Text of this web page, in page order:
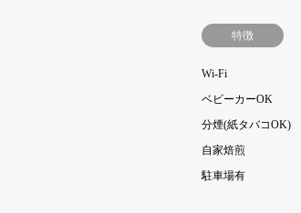
特徴
Wi-Fi
ベビーカーOK
分煙(紙タバコOK)
自家焙煎
駐車場有